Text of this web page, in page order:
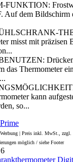
FUNKTION:
Auf dem Bildschirm
misst mit präzisen
das Thermometer
kann
so...
Werbung | Preis inkl. MwSt., zzgl.
möglich / siehe Footer